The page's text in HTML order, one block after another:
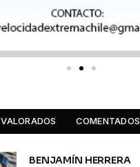
VALORADOS COMENTADOS
BENJAMÍN HERRERA